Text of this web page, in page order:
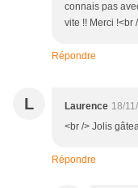
connais pas
vite !! Merci !<br
Répondre
L Laurence 18/
<br /> Jolis
Répondre